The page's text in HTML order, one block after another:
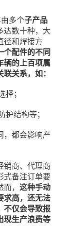
多个子产品
达数十种，大
径和焊接方
个配件的不同
辆的上百项属
关系，如：
；
结构等；
，都会影响产
销商、代理商
式备注订单要
， 这种手动
求高，还无法
不仅会导致报
现生产浪费等